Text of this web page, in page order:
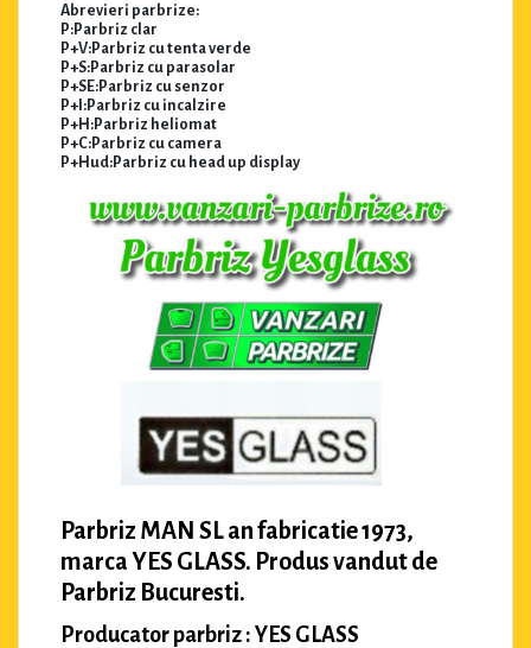
Abrevieri parbrize:
P:Parbriz clar
P+V:Parbriz cu tenta verde
P+S:Parbriz cu parasolar
P+SE:Parbriz cu senzor
P+I:Parbriz cu incalzire
P+H:Parbriz heliomat
P+C:Parbriz cu camera
P+Hud:Parbriz cu head up display
Parbriz MAN SL an fabricatie 1973,
marca YES GLASS. Produs vandut de
Parbriz Bucuresti.
Producator parbriz : YES GLASS